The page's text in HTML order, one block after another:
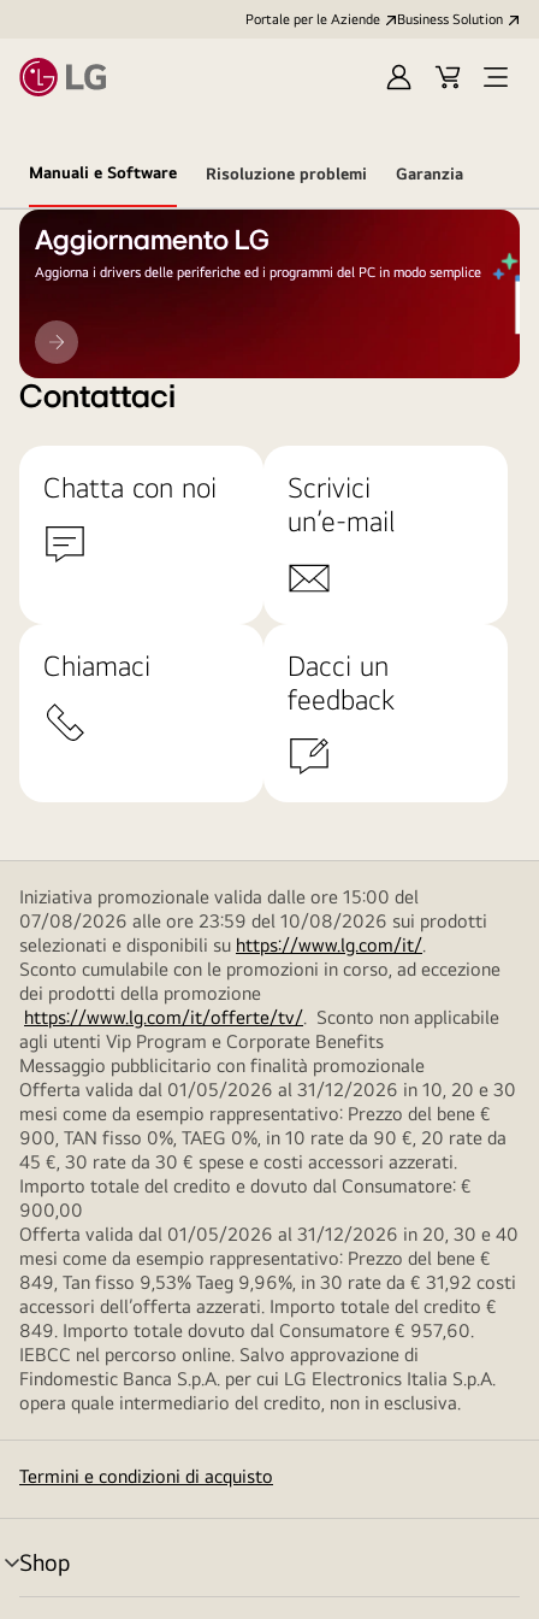
Portale per le Aziende Business Solution
AccediCart
Open
Manuali e Software Risoluzione problemi Garanzia
Aggiornamento LG
Aggiorna i drivers delle periferiche ed i programmi del PC in modo semplice
Aggiornamento
LG
Contattaci
Chatta con noi
Scrivici
un’e-mail
Chiamaci
Dacci un
feedback
Iniziativa promozionale valida dalle ore 15:00 del
07/08/2026 alle ore 23:59 del 10/08/2026 sui prodotti
selezionati e disponibili su https://www.lg.com/it/.
Sconto cumulabile con le promozioni in corso, ad eccezione
dei prodotti della promozione
https://www.lg.com/it/offerte/tv/. Sconto non applicabile
agli utenti Vip Program e Corporate Benefits
Messaggio pubblicitario con finalità promozionale
Offerta valida dal 01/05/2026 al 31/12/2026 in 10, 20 e 30
mesi come da esempio rappresentativo: Prezzo del bene €
900, TAN fisso 0%, TAEG 0%, in 10 rate da 90 €, 20 rate da
45 €, 30 rate da 30 € spese e costi accessori azzerati.
Importo totale del credito e dovuto dal Consumatore: €
900,00
Offerta valida dal 01/05/2026 al 31/12/2026 in 20, 30 e 40
mesi come da esempio rappresentativo: Prezzo del bene €
849, Tan fisso 9,53% Taeg 9,96%, in 30 rate da € 31,92 costi
accessori dell’offerta azzerati. Importo totale del credito €
849. Importo totale dovuto dal Consumatore € 957,60.
IEBCC nel percorso online. Salvo approvazione di
Findomestic Banca S.p.A. per cui LG Electronics Italia S.p.A.
opera quale intermediario del credito, non in esclusiva.
Termini e condizioni di acquisto
Shop
Attivazione
menu